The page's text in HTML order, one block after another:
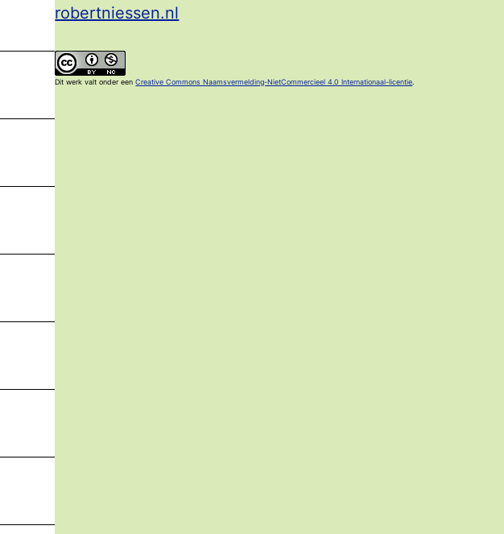
robertniessen.nl
Dit werk valt onder eenCreative Commons Naamsvermelding-NietCommercieel 4.0 Internationaal-licentie